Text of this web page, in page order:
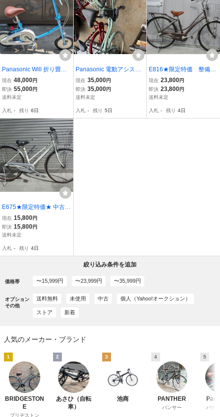
Panasonic Will 折り畳み
自転車 レトロ 自転車 当
時物 旧車 折りたたみ自転
車 ミニベロ 平成レトロ
現在 48,000円
即決 55,000円
送料未定
入札 - 残り 6日
Panasonic 電動アシスト
自転車 ビビ NX 26インチ
ライトグリーン
現在 35,000円
即決 35,000円
送料未定
入札 - 残り 5日
E816★限定特価 整備済
み★Panasonic ディア
トーレ★ 中古自転車 【
26インチ ブラウン 】 入
▽^*)
現在 23,800円
即決 23,800円
送料未定
入札 - 残り 4日
E675★限定特価★ 中古自
転車 【 27インチ Pan
asonic スコーチ シテ
ィ 白 】 入札お待ちし
現在 15,800円
即決 15,800円
送料未定
入札 - 残り 4日
絞り込み条件を追加
価格帯 〜15,999円 〜23,999円 〜35,999円
オプション
その他
送料無料 未使用 中古 個人（Yahoo!オークション）
ストア 新着
人気のメーカー・ブランド
1
BRIDGESTON
E
ブリヂストン
2
あさひ（自転
車）
3
池商
4
PANTHER
パンサー
5
パナ